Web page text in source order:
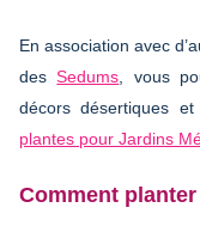
En association avec
desSedums , vous
décors désertiques
plantes pour Jardins
Comment